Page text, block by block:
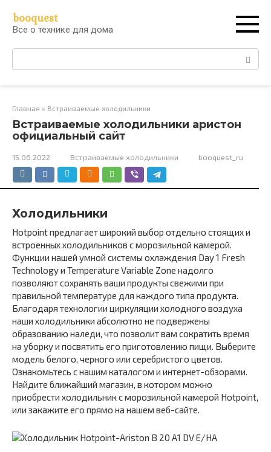
контенту
booquest
Все о технике для дома
Поиск:
Главная » Встраиваемые холодильники
Встраиваемые холодильники аристон
официальный сайт
15.06.2022 Встраиваемые холодильники booquest_ru
Холодильники
Hotpoint предлагает широкий выбор отдельно стоящих и
встроенных холодильников с морозильной камерой.
Функции нашей умной системы охлаждения Day 1 Fresh
Technology и Temperature Variable Zone надолго
позволяют сохранять ваши продукты свежими при
правильной температуре для каждого типа продукта.
Благодаря технологии циркуляции холодного воздуха
наши холодильники абсолютно не подвержены
образованию наледи, что позволит вам сократить время
на уборку и посвятить его приготовлению пищи. Выберите
модель белого, черного или серебристого цветов.
Ознакомьтесь с нашим каталогом и интернет-обзорами.
Найдите ближайший магазин, в котором можно
приобрести холодильник с морозильной камерой Hotpoint,
или закажите его прямо на нашем веб-сайте.